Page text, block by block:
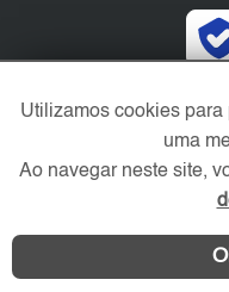
Utilizamos cookies
uma
Ao navegar neste site,